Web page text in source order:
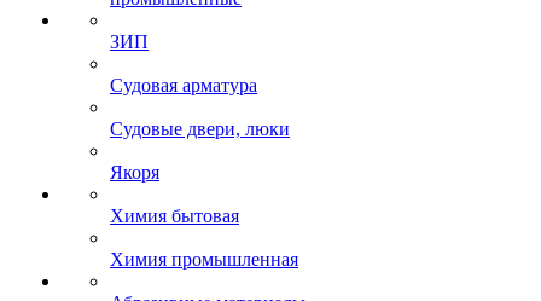
ЗИП
Судовая арматура
Судовые двери, люки
Якоря
Химия бытовая
Химия промышленная